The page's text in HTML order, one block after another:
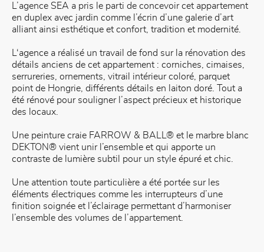
L’agence SEA a pris le parti de concevoir cet appartement
en duplex avec jardin comme l’écrin d’une galerie d’art
alliant ainsi esthétique et confort, tradition et modernité.
L‘agence a réalisé un travail de fond sur la rénovation des
détails anciens de cet appartement : corniches, cimaises,
serrureries, ornements, vitrail intérieur coloré, parquet
point de Hongrie, différents détails en laiton doré. Tout a
été rénové pour souligner l’aspect précieux et historique
des locaux.
Une peinture craie FARROW & BALL® et le marbre blanc
DEKTON® vient unir l’ensemble et qui apporte un
contraste de lumière subtil pour un style épuré et chic.
Une attention toute particulière a été portée sur les
éléments électriques comme les interrupteurs d’une
finition soignée et l’éclairage permettant d’harmoniser
l’ensemble des volumes de l’appartement.